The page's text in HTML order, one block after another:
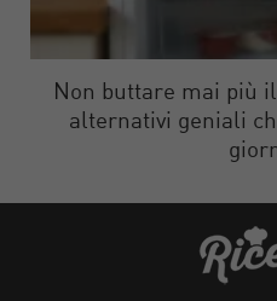
Non buttare mai più
alternativi geniali